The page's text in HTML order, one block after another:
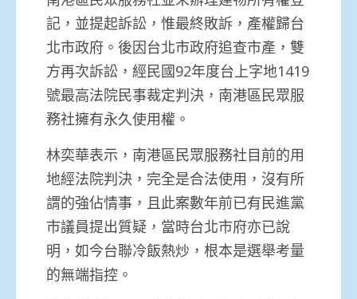
記，並提起訴訟，惟最終敗訴，產權歸台
北市政府。後因台北市政府追查市產，雙
方再次訴訟，經民國92年度台上字地1419
號最高法院民事裁定判決，南港區民眾服
務社擁有永久使用權。
林奕華表示，南港區民眾服務社目前的用
地經法院判決，完全是合法使用，沒有所
謂的強佔情事，且此案數年前已有民進黨
市議員提出質疑，當時台北市府亦已說
明，如今台聯冷飯熱炒，根本是選舉考量
的無端指控。